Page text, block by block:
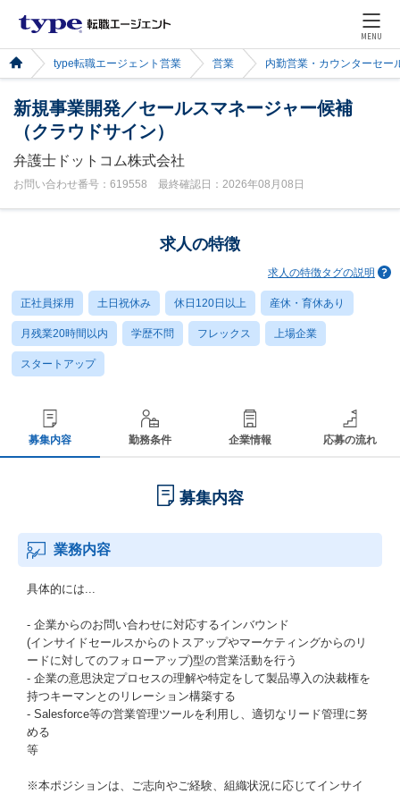
MENU
type転職エージェント営業 営業 内勤営業・カウンターセー
新規事業開発／セールスマネージャー候補
（クラウドサイン）
弁護士ドットコム株式会社
お問い合わせ番号：619558 最終確認日：2026年08月08日
求人の特徴
求人の特徴タグの説明
正社員採用 土日祝休み 休日120日以上 産休・育休あり
月残業20時間以内 学歴不問 フレックス 上場企業
スタートアップ
募集内容 勤務条件 企業情報 応募の流れ
募集内容
業務内容
具体的には...
- 企業からのお問い合わせに対応するインバウンド
(インサイドセールスからのトスアップやマーケティングからのリ
ードに対してのフォローアップ)型の営業活動を行う
- 企業の意思決定プロセスの理解や特定をして製品導入の決裁権を
持つキーマンとのリレーション構築する
- Salesforce等の営業管理ツールを利用し、適切なリード管理に努
める
等
※本ポジションは、ご志向やご経験、組織状況に応じてインサイ